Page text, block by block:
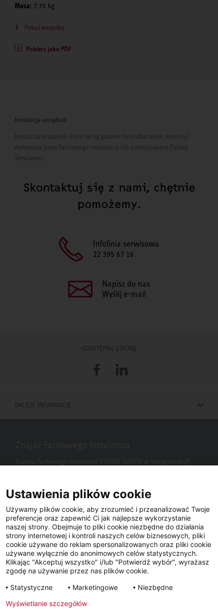
Masa: 7,70 kg
Pokaż wszystko
Pobierz jako PDF
Instalacja urządzeń
Instalacja urządzeń, które nie są gotowe do podłączenia, musi być
wykonana przez Fachowego Instalatora lub autoryzowany Zakład
Serwisowy.
Skontaktuj się z nami, chętnie
pomożemy.
Infolinia serwisowa
22 395 67 16
Napisz do nas
Wyślij e-mail
UDOSTĘPNIJ STRONĘ
FacebookLinkedIn
DALSZE INFORMACJE
Facebook YouTube LinkedIn
Instagram
Ustawienia plików cookie
Używamy plików cookie, aby zrozumieć i przeanalizować Twoje
preferencje oraz zapewnić Ci jak najlepsze wykorzystanie
naszej strony. Obejmuje to pliki cookie niezbędne do działania
strony internetowej i kontroli naszych celów biznesowych, pliki
cookie używane do reklam spersonalizowanych oraz pliki cookie
używane wyłącznie do anonimowych celów statystycznych.
Klikając "Akceptuj wszystko" i/lub "Potwierdź wybór", wyrażasz
zgodę na używanie przez nas plików cookie.
Statystyczne
Marketingowe
Niezbędne
Wyświetlanie szczegółów